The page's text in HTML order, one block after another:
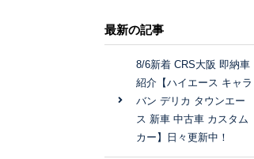
最新の記事
8/6新着 CRS大阪 即納車
紹介【ハイエース キャラ
バン デリカ タウンエー
ス 新車 中古車 カスタム
カー】日々更新中！